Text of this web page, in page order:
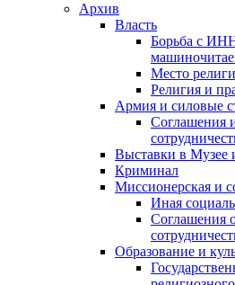
Архив
Власть
Борьба с
Место
Религия и
Армия и силовые
Соглашения
Выставки в Музее
Криминал
Миссионерская и
Иная
Соглашения
Образование и